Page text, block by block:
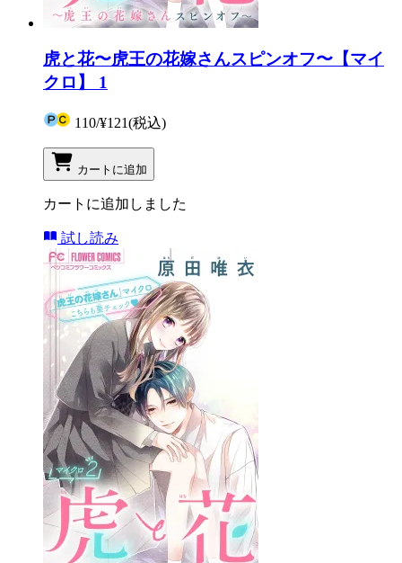
虎と花〜虎王の花嫁さんスピンオフ〜【マイ
クロ】 1
110/¥121(税込)
カートに追加
カートに追加しました
試し読み